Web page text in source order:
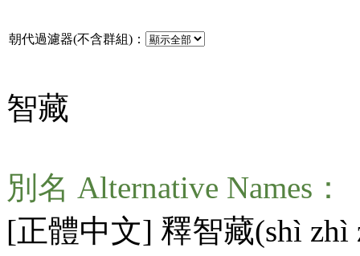
朝代過濾器(不含群組)：
智藏
別名 Alternative Names：
[正體中文] 釋智藏(shì zhì